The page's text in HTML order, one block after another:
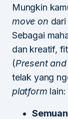
Mungkin
move on
Sebagai
dan kreatif,
(Present
telak yang
platform lain: